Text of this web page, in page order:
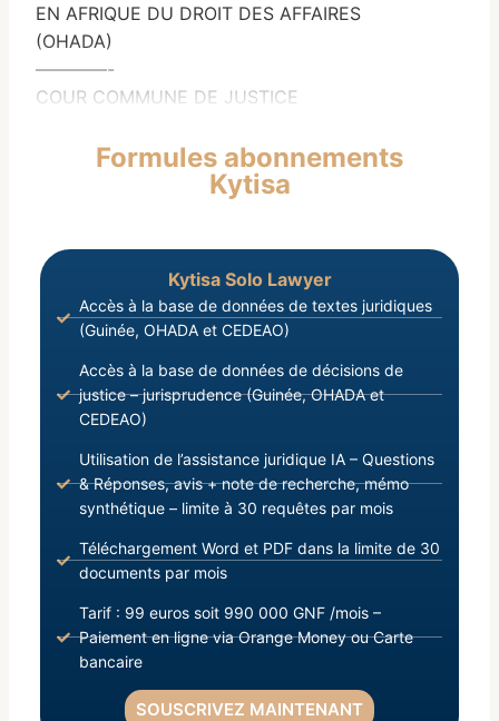
EN AFRIQUE DU DROIT DES AFFAIRES
(OHADA)
————-
COUR COMMUNE DE JUSTICE
Formules abonnements
Kytisa
Kytisa Solo Lawyer
Accès à la base de données de textes juridiques
(Guinée, OHADA et CEDEAO)
Accès à la base de données de décisions de
justice – jurisprudence (Guinée, OHADA et
CEDEAO)
Utilisation de l’assistance juridique IA – Questions
& Réponses, avis + note de recherche, mémo
synthétique – limite à 30 requêtes par mois
Téléchargement Word et PDF dans la limite de 30
documents par mois
Tarif : 99 euros soit 990 000 GNF /mois –
Paiement en ligne via Orange Money ou Carte
bancaire
SOUSCRIVEZ MAINTENANT